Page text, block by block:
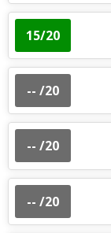
15/20
-- /20
-- /20
-- /20